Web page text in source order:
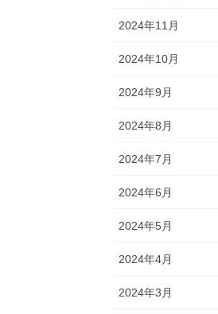
2024年11月
2024年10月
2024年9月
2024年8月
2024年7月
2024年6月
2024年5月
2024年4月
2024年3月